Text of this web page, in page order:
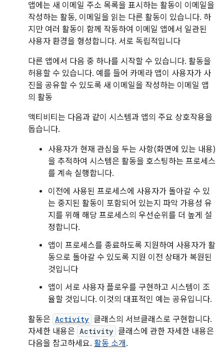
앱에는 새 이메일 주소 목록을 표시하는 활동이 이메일을
작성하는 활동, 이메일을 읽는 다른 활동이 있습니다. 하
지만 여러 활동이 함께 작동하여 이메일 앱에서 일관된
사용자 환경을 형성합니다. 서로 독립적입니다
다른 앱에서 다음 중 하나를 시작할 수 있습니다. 활동을
허용할 수 있습니다. 예를 들어 카메라 앱이 사용자가 사
진을 공유할 수 있도록 새 이메일을 작성하는 이메일 앱
의 활동
액티비티는 다음과 같이 시스템과 앱의 주요 상호작용을
돕습니다.
사용자가 현재 관심을 두는 사항(화면에 있는 내용)
을 추적하여 시스템은 활동을 호스팅하는 프로세스
를 계속 실행합니다.
이전에 사용된 프로세스에 사용자가 돌아갈 수 있
는 중지된 활동이 포함되어 있는지 파악 가용성 유
지를 위해 해당 프로세스의 우선순위를 더 높게 설
정합니다.
앱이 프로세스를 종료하도록 지원하여 사용자가 활
동으로 돌아갈 수 있도록 지원 이전 상태가 복원된
것입니다
앱이 서로 사용자 플로우를 구현하고 시스템이 조
율할 것입니다. 이것의 대표적인 예는 공유입니다.
활동은 Activity 클래스의 서브클래스로 구현합니다.
자세한 내용은 Activity 클래스에 관한 자세한 내용은
다음을 참고하세요. 활동 소개 .